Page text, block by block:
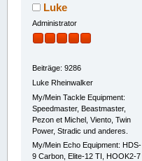
Luke
Administrator
Beiträge: 9286
Luke Rheinwalker
My/Mein Tackle Equipment:
Speedmaster, Beastmaster,
Pezon et Michel, Viento, Twin
Power, Stradic und anderes.
My/Mein Echo Equipment: HDS-
9 Carbon, Elite-12 TI, HOOK2-7